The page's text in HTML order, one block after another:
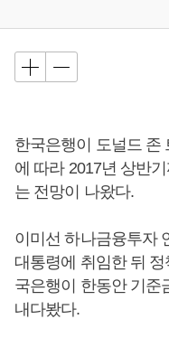
한국은행이 도널드 존
에 따라 2017년 상반
는 전망이 나왔다.
이미선 하나금융투자
대통령에 취임한 뒤
국은행이 한동안 기준
내다봤다.